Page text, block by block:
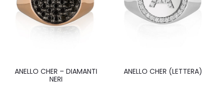
ANELLO CHER – DIAMANTI
NERI
ANELLO CHER (LETTERA)